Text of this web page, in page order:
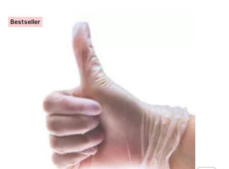
Bestseller